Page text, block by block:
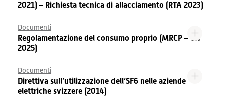
2021) – Richiesta tecnica di allacciamento (RTA 2023)
Documenti
Regolamentazione del consumo proprio (MRCP – CH
2025)
Documenti
Direttiva sull’utilizzazione dell’SF6 nelle aziende
elettriche svizzere (2014)